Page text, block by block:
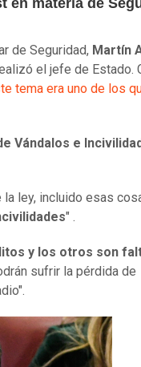
en materia de
de Seguridad, Martín
el jefe de Estado.
tema era uno de los
Vándalos e
ley, incluido esas
" .
y los otros son
sufrir la pérdida de